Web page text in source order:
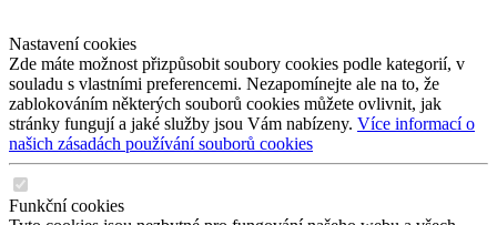
Nastavení cookies
Zde máte možnost přizpůsobit soubory cookies podle kategorií, v
souladu s vlastními preferencemi. Nezapomínejte ale na to, že
zablokováním některých souborů cookies můžete ovlivnit, jak
stránky fungují a jaké služby jsou Vám nabízeny. Více informací o
našich zásadách používání souborů cookies
Funkční cookies